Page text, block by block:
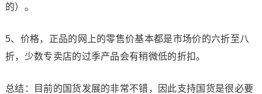
的）。
5、价格，正品的网上的零售价基本都是市场价的六折至八
折，少数专卖店的过季产品会有稍微低的折扣。
总结：目前的国货发展的非常不错，因此支持国货是很必要